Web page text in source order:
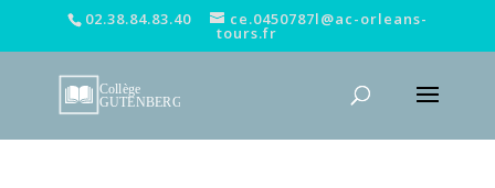
02.38.84.83.40 ce.0450787l@ac-orleans-
tours.fr